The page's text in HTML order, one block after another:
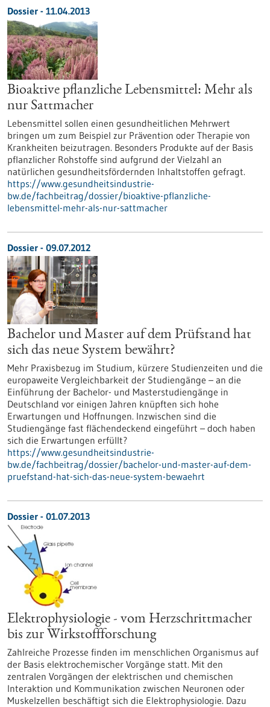
Dossier - 11.04.2013
Bioaktive pflanzliche Lebensmittel: Mehr als
nur Sattmacher
Lebensmittel sollen einen gesundheitlichen Mehrwert
bringen um zum Beispiel zur Prävention oder Therapie von
Krankheiten beizutragen. Besonders Produkte auf der Basis
pflanzlicher Rohstoffe sind aufgrund der Vielzahl an
natürlichen gesundheitsfördernden Inhaltstoffen gefragt.
https://www.gesundheitsindustrie-
bw.de/fachbeitrag/dossier/bioaktive-pflanzliche-
lebensmittel-mehr-als-nur-sattmacher
Dossier - 09.07.2012
Bachelor und Master auf dem Prüfstand hat
sich das neue System bewährt?
Mehr Praxisbezug im Studium, kürzere Studienzeiten und die
europaweite Vergleichbarkeit der Studiengänge – an die
Einführung der Bachelor- und Masterstudiengänge in
Deutschland vor einigen Jahren knüpften sich hohe
Erwartungen und Hoffnungen. Inzwischen sind die
Studiengänge fast flächendeckend eingeführt – doch haben
sich die Erwartungen erfüllt?
https://www.gesundheitsindustrie-
bw.de/fachbeitrag/dossier/bachelor-und-master-auf-dem-
pruefstand-hat-sich-das-neue-system-bewaehrt
Dossier - 01.07.2013
Elektrophysiologie - vom Herzschrittmacher
bis zur Wirkstoffforschung
Zahlreiche Prozesse finden im menschlichen Organismus auf
der Basis elektrochemischer Vorgänge statt. Mit den
zentralen Vorgängen der elektrischen und chemischen
Interaktion und Kommunikation zwischen Neuronen oder
Muskelzellen beschäftigt sich die Elektrophysiologie. Dazu